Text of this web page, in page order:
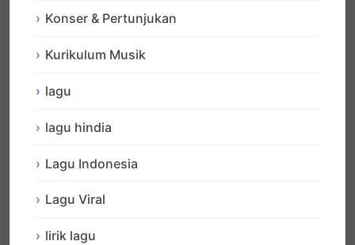
Konser & Pertunjukan
Kurikulum Musik
lagu
lagu hindia
Lagu Indonesia
Lagu Viral
lirik lagu